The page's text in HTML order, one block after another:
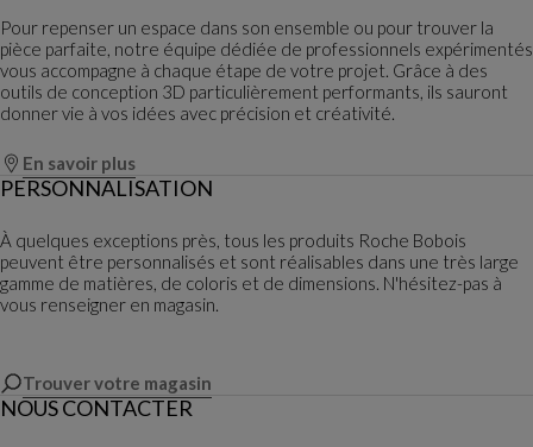
Pour repenser un espace dans son ensemble ou pour trouver la
pièce parfaite, notre équipe dédiée de professionnels expérimentés
vous accompagne à chaque étape de votre projet. Grâce à des
outils de conception 3D particulièrement performants, ils sauront
donner vie à vos idées avec précision et créativité.
En savoir plus
PERSONNALISATION
À quelques exceptions près, tous les produits Roche Bobois
peuvent être personnalisés et sont réalisables dans une très large
gamme de matières, de coloris et de dimensions. N'hésitez-pas à
vous renseigner en magasin.
Trouver votre magasin
NOUS CONTACTER